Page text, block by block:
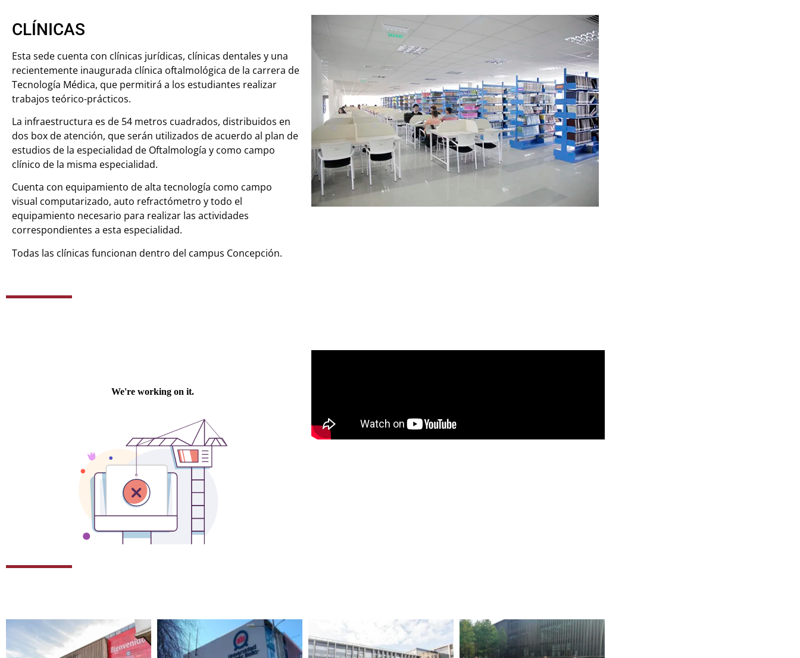
CLÍNICAS
Esta sede cuenta con clínicas jurídicas, clínicas dentales y una
recientemente inaugurada clínica oftalmológica de la carrera de
Tecnología Médica, que permitirá a los estudiantes realizar
trabajos teórico-prácticos.
La infraestructura es de 54 metros cuadrados, distribuidos en
dos box de atención, que serán utilizados de acuerdo al plan de
estudios de la especialidad de Oftalmología y como campo
clínico de la misma especialidad.
Cuenta con equipamiento de alta tecnología como campo
visual computarizado, auto refractómetro y todo el
equipamiento necesario para realizar las actividades
correspondientes a esta especialidad.
Todas las clínicas funcionan dentro del campus Concepción.